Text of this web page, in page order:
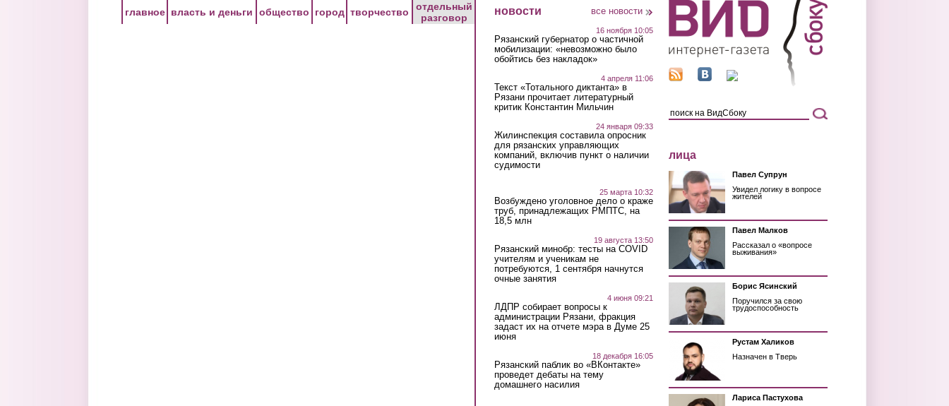
главное власть и деньги общество город творчество
отдельный
разговор
новости все новости
16 ноября 10:05
Рязанский губернатор о частичной
мобилизации: «невозможно было
обойтись без накладок»
4 апреля 11:06
Текст «Тотального диктанта» в
Рязани прочитает литературный
критик Константин Мильчин
24 января 09:33
Жилинспекция составила опросник
для рязанских управляющих
компаний, включив пункт о наличии
судимости
25 марта 10:32
Возбуждено уголовное дело о краже
труб, принадлежащих РМПТС, на
18,5 млн
19 августа 13:50
Рязанский минобр: тесты на COVID
учителям и ученикам не
потребуются, 1 сентября начнутся
очные занятия
4 июня 09:21
ЛДПР собирает вопросы к
администрации Рязани, фракция
задаст их на отчете мэра в Думе 25
июня
18 декабря 16:05
Рязанский паблик во «ВКонтакте»
проведет дебаты на тему
домашнего насилия
лица
Павел Супрун
Увидел логику в вопросе
жителей
Павел Малков
Рассказал о «вопросе
выживания»
Борис Ясинский
Поручился за свою
трудоспособность
Рустам Халиков
Назначен в Тверь
Лариса Пастухова